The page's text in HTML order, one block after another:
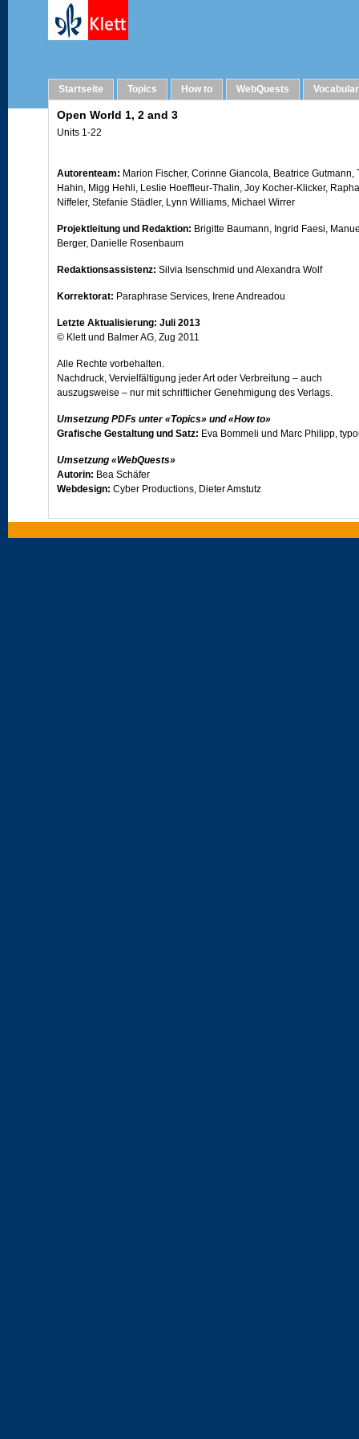
Startseite Topics How to WebQuests
Open World 1, 2 and 3
Units 1-22
Autorenteam: Marion Fischer, Corinne Giancola, Beatrice Gutmann,
Hahin, Migg Hehli, Leslie Hoeffleur-Thalin, Joy Kocher-Klicker,
Niffeler, Stefanie Städler, Lynn Williams, Michael Wirrer
Projektleitung und Redaktion: Brigitte Baumann, Ingrid Faesi,
Berger, Danielle Rosenbaum
Redaktionsassistenz: Silvia Isenschmid und Alexandra Wolf
Korrektorat: Paraphrase Services, Irene Andreadou
Letzte Aktualisierung: Juli 2013
© Klett und Balmer AG, Zug 2011
Alle Rechte vorbehalten.
Nachdruck, Vervielfältigung jeder Art oder Verbreitung – auch
auszugsweise – nur mit schriftlicher Genehmigung des Verlags.
Umsetzung PDFs unter «Topics» und «How to»
Grafische Gestaltung und Satz: Eva Bommeli und Marc Philipp,
Umsetzung «WebQuests»
Autorin: Bea Schäfer
Webdesign: Cyber Productions, Dieter Amstutz
Umsetzung «Vocabulary/PET vocabulary exercises»